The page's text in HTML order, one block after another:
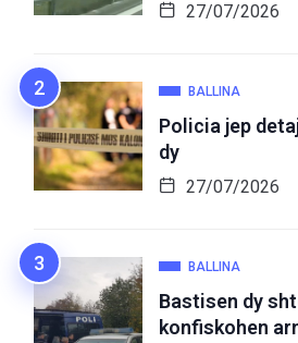
27/07/2026
BALLINA
Policia jep
dy
27/07/2026
BALLINA
Bastisen dy
konfiskohen